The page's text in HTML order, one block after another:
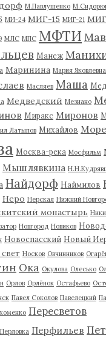
М.Павлушенко
МИ-24 МИГ-15 МИГ-21
МЛС МПС МФТИ
Манеж
Маринина Мария Яковлевна
Масляев Маша
Медведский Мезиано
Миракс Миронов
Латыпов Михайлов
Москва-река Мосфильм
Мышлявкина
Найдорф Наймилов
Неро Нерская Нижний
монастырь
Новгород Новиков
Новоспасский Новый
Носков Овчинников
Ока Окулова Олесько
Орлов Орлёнок Остафьево
Павел Соколов Павелецкий
Пересветов
Перловка Перфильев